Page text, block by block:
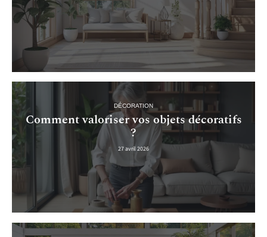
DÉCORATION
Comment valoriser vos objets décoratifs
?
27 avril 2026